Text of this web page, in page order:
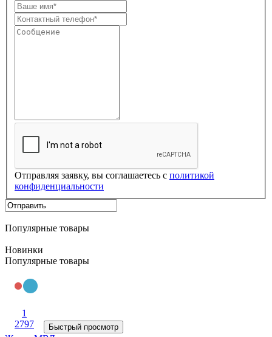
Отправляя заявку, вы соглашаетесь с политикой
конфиденциальности
Популярные товары
Новинки
Популярные товары
1
2797
Быстрый просмотр